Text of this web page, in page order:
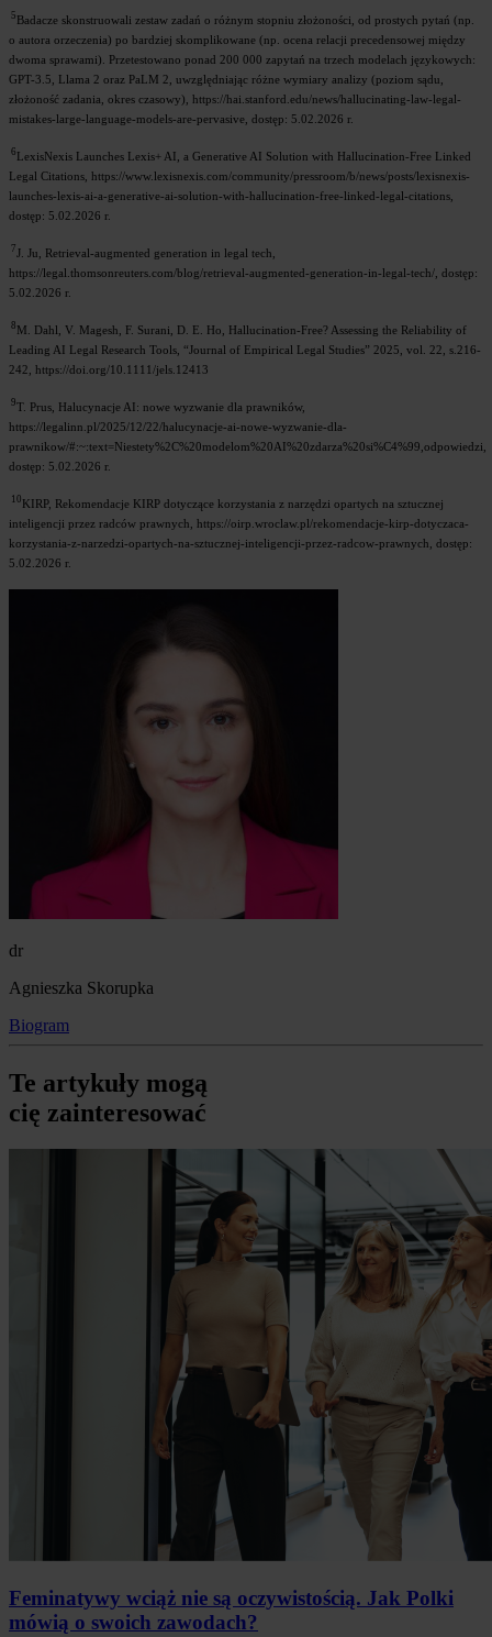
5 Badacze skonstruowali zestaw zadań o różnym stopniu złożoności, od prostych pytań (np.
o autora orzeczenia) po bardziej skomplikowane (np. ocena relacji precedensowej między
dwoma sprawami). Przetestowano ponad 200 000 zapytań na trzech modelach językowych:
GPT-3.5, Llama 2 oraz PaLM 2, uwzględniając różne wymiary analizy (poziom sądu,
złożoność zadania, okres czasowy), https://hai.stanford.edu/news/hallucinating-law-legal-
mistakes-large-language-models-are-pervasive, dostęp: 5.02.2026 r.
6 LexisNexis Launches Lexis+ AI, a Generative AI Solution with Hallucination-Free Linked
Legal Citations, https://www.lexisnexis.com/community/pressroom/b/news/posts/lexisnexis-
launches-lexis-ai-a-generative-ai-solution-with-hallucination-free-linked-legal-citations,
dostęp: 5.02.2026 r.
7J. Ju, Retrieval-augmented generation in legal tech,
https://legal.thomsonreuters.com/blog/retrieval-augmented-generation-in-legal-tech/, dostęp:
5.02.2026 r.
8 M. Dahl, V. Magesh, F. Surani, D. E. Ho, Hallucination-Free? Assessing the Reliability of
Leading AI Legal Research Tools, “Journal of Empirical Legal Studies” 2025, vol. 22, s.216-
242, https://doi.org/10.1111/jels.12413
9T. Prus, Halucynacje AI: nowe wyzwanie dla prawników,
https://legalinn.pl/2025/12/22/halucynacje-ai-nowe-wyzwanie-dla-
prawnikow/#:~:text=Niestety%2C%20modelom%20AI%20zdarza%20si%C4%99,odpowiedzi,
dostęp: 5.02.2026 r.
10 KIRP, Rekomendacje KIRP dotyczące korzystania z narzędzi opartych na sztucznej
inteligencji przez radców prawnych, https://oirp.wroclaw.pl/rekomendacje-kirp-dotyczaca-
korzystania-z-narzedzi-opartych-na-sztucznej-inteligencji-przez-radcow-prawnych, dostęp:
5.02.2026 r.
dr
Agnieszka Skorupka
Biogram
Te artykuły mogą
cię zainteresować
Feminatywy wciąż nie są oczywistością. Jak Polki
mówią o swoich zawodach?